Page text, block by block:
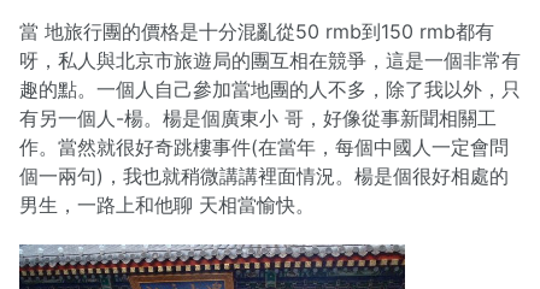
當 地旅行團的價格是十分混亂從50 rmb到150 rmb都有
呀，私人與北京市旅遊局的團互相在競爭，這是一個非常有
趣的點。一個人自己參加當地團的人不多，除了我以外，只
有另一個人-楊。楊是個廣東小 哥，好像從事新聞相關工
作。當然就很好奇跳樓事件(在當年，每個中國人一定會問
個一兩句)，我也就稍微講講裡面情況。楊是個很好相處的
男生，一路上和他聊 天相當愉快。